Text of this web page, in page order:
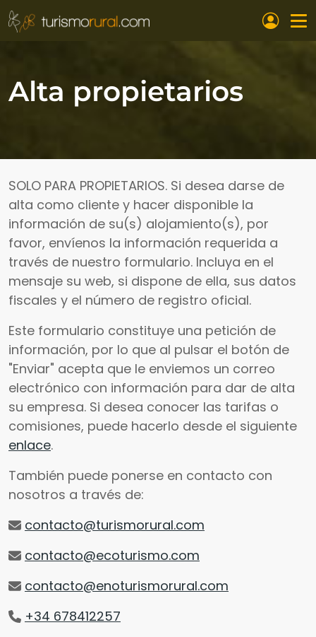
Pasar al contenido principal
Alta propietarios
SOLO PARA PROPIETARIOS. Si desea darse de
alta como cliente y hacer disponible la
información de su(s) alojamiento(s), por
favor, envíenos la información requerida a
través de nuestro formulario. Incluya en el
mensaje su web, si dispone de ella, sus datos
fiscales y el número de registro oficial.
Este formulario constituye una petición de
información, por lo que al pulsar el botón de
"Enviar" acepta que le enviemos un correo
electrónico con información para dar de alta
su empresa. Si desea conocer las tarifas o
comisiones, puede hacerlo desde el siguiente
enlace.
También puede ponerse en contacto con
nosotros a través de:
contacto@turismorural.com
contacto@ecoturismo.com
contacto@enoturismorural.com
+34 678412257